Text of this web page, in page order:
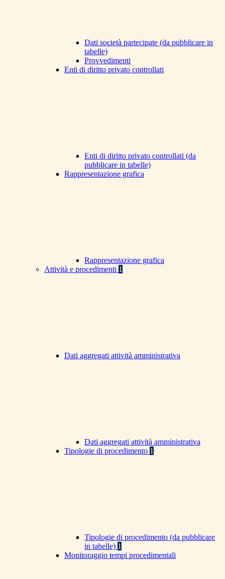
Dati società partecipate (da pubblicare in
tabelle)
Provvedimenti
Enti di diritto privato controllati
Enti di diritto privato controllati (da
pubblicare in tabelle)
Rappresentazione grafica
Rappresentazione grafica
Attività e procedimenti 1
Dati aggregati attività amministrativa
Dati aggregati attività amministrativa
Tipologie di procedimento 1
Tipologie di procedimento (da pubblicare
in tabelle) 1
Monitoraggio tempi procedimentali